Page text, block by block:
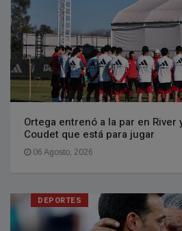
Ortega entrenó a la par en River
Coudet que está para jugar
06 Agosto, 2026
DEPORTES